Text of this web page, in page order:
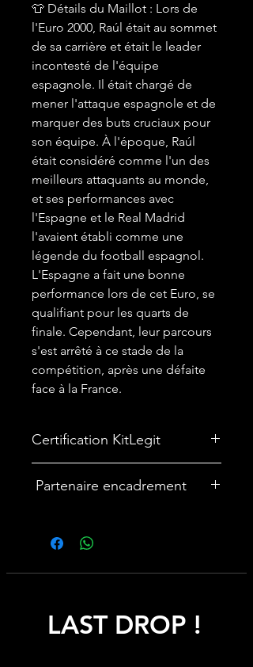
👕 Détails du Maillot : Lors de
l'Euro 2000, Raúl était au sommet
de sa carrière et était le leader
incontesté de l'équipe
espagnole. Il était chargé de
mener l'attaque espagnole et de
marquer des buts cruciaux pour
son équipe. À l'époque, Raúl
était considéré comme l'un des
meilleurs attaquants au monde,
et ses performances avec
l'Espagne et le Real Madrid
l'avaient établi comme une
légende du football espagnol.
L'Espagne a fait une bonne
performance lors de cet Euro, se
qualifiant pour les quarts de
finale. Cependant, leur parcours
s'est arrêté à ce stade de la
compétition, après une défaite
face à la France.
Certification KitLegit
Partenaire encadrement
🎨Vous souhaitez encadrer votre
maillot ? Nous avons un partenariat
My Goat propose des cadres pour
maillot de foot personnalisables avec
LAST DROP !